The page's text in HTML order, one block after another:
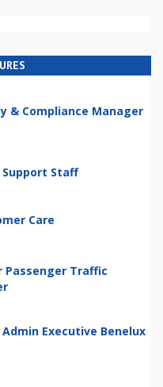
& Compliance Manager
Support Staff
Care
Passenger Traffic
Admin Executive Benelux